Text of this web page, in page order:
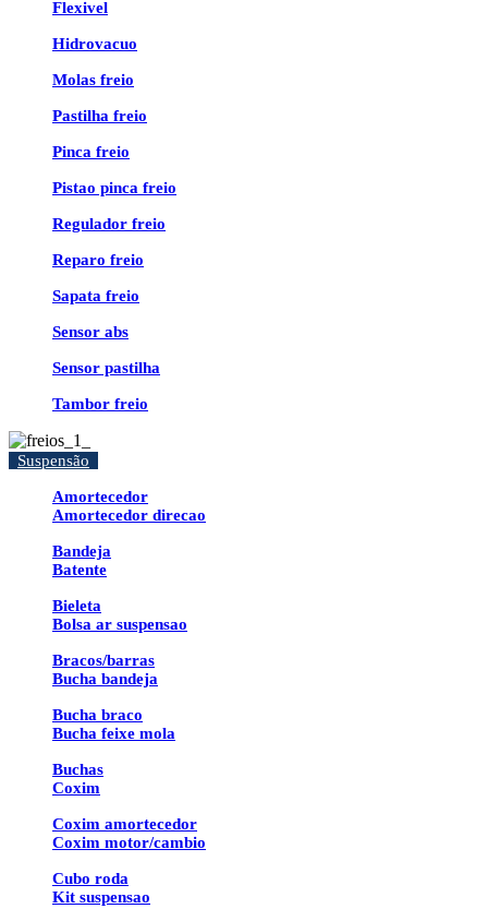
Flexivel
Hidrovacuo
Molas freio
Pastilha freio
Pinca freio
Pistao pinca freio
Regulador freio
Reparo freio
Sapata freio
Sensor abs
Sensor pastilha
Tambor freio
Suspensão
Amortecedor
Amortecedor direcao
Bandeja
Batente
Bieleta
Bolsa ar suspensao
Bracos/barras
Bucha bandeja
Bucha braco
Bucha feixe mola
Buchas
Coxim
Coxim amortecedor
Coxim motor/cambio
Cubo roda
Kit suspensao